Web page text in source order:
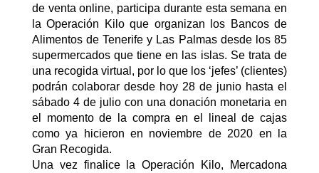
de venta online, participa durante esta semana en
la Operación Kilo que organizan los Bancos de
Alimentos de Tenerife y Las Palmas desde los 85
supermercados que tiene en las islas. Se trata de
una recogida virtual, por lo que los ‘jefes’ (clientes)
podrán colaborar desde hoy 28 de junio hasta el
sábado 4 de julio con una donación monetaria en
el momento de la compra en el lineal de cajas
como ya hicieron en noviembre de 2020 en la
Gran Recogida.
Una vez finalice la Operación Kilo, Mercadona